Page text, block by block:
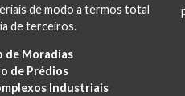
de modo a termos total
de terceiros.
de Moradias
de Prédios
Industriais